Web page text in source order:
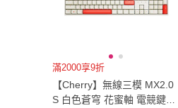
滿2000享9折
【Cherry】無線三模 MX2.0
S 白色蒼穹 花蜜軸 電競鍵盤